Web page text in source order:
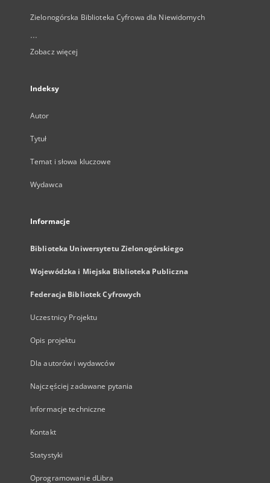
Zielonogórska Biblioteka Cyfrowa dla Niewidomych
...
Zobacz więcej
Indeksy
Autor
Tytuł
Temat i słowa kluczowe
Wydawca
Informacje
Biblioteka Uniwersytetu Zielonogórskiego
Wojewódzka i Miejska Biblioteka Publiczna
Federacja Bibliotek Cyfrowych
Uczestnicy Projektu
Opis projektu
Dla autorów i wydawców
Najczęściej zadawane pytania
Informacje techniczne
Kontakt
Statystyki
Oprogramowanie dLibra